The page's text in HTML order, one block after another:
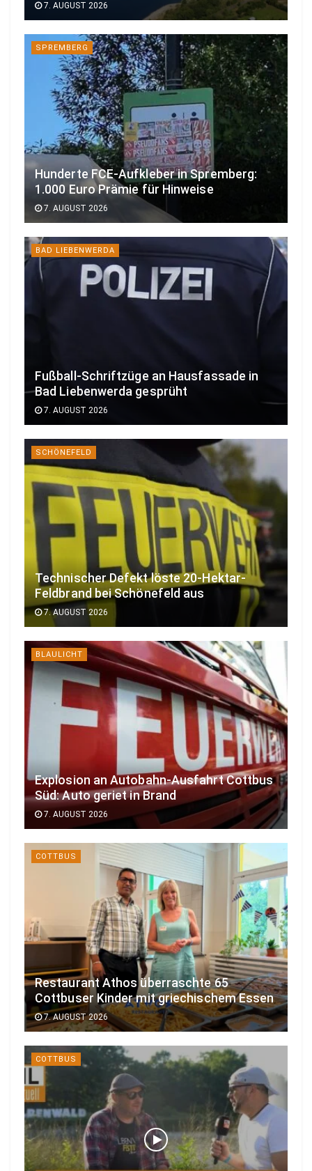
7. AUGUST 2026
SPREMBERG
Hunderte FCE-Aufkleber in Spremberg:
1.000 Euro Prämie für Hinweise
7. AUGUST 2026
BAD LIEBENWERDA
Fußball-Schriftzüge an Hausfassade in
Bad Liebenwerda gesprüht
7. AUGUST 2026
SCHÖNEFELD
Technischer Defekt löste 20-Hektar-
Feldbrand bei Schönefeld aus
7. AUGUST 2026
BLAULICHT
Explosion an Autobahn-Ausfahrt Cottbus
Süd: Auto geriet in Brand
7. AUGUST 2026
COTTBUS
Restaurant Athos überraschte 65
Cottbuser Kinder mit griechischem Essen
7. AUGUST 2026
COTTBUS